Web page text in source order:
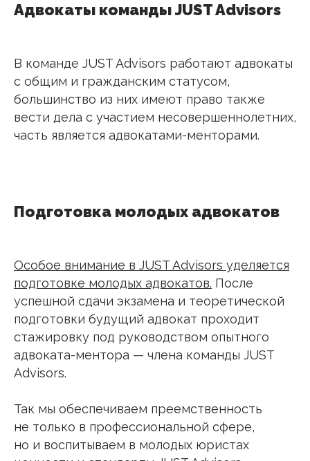
Адвокаты команды JUST Advisors
В команде JUST Advisors работают адвокаты
с общим и гражданским статусом,
большинство из них имеют право также
вести дела с участием несовершеннолетних,
часть является адвокатами-менторами.
Подготовка молодых адвокатов
Особое внимание в JUST Advisors уделяется
подготовке молодых адвокатов. После
успешной сдачи экзамена и теоретической
подготовки будущий адвокат проходит
стажировку под руководством опытного
адвоката-ментора — члена команды JUST
Advisors.
Так мы обеспечиваем преемственность
не только в профессиональной сфере,
но и воспитываем в молодых юристах